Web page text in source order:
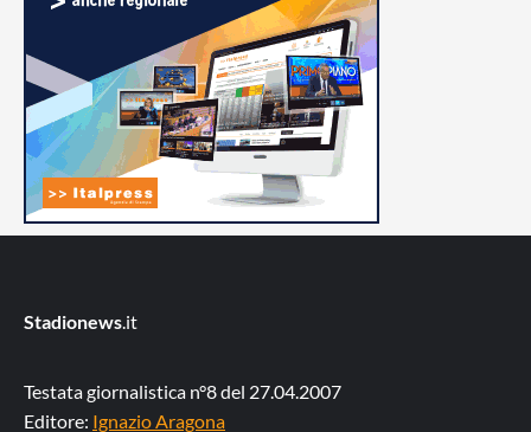
Stadionews .it
Testata giornalistica n°8 del 27.04.2007
Editore: Ignazio Aragona